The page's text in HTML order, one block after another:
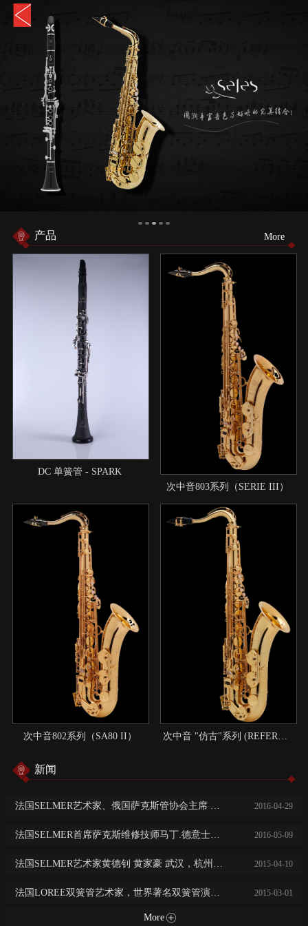
产品
DC 单簧管 - SPARK
次中音803系列（SERIE III）
次中音802系列（SA80 II）
More
新闻
2016-04-29
法国SELMER首席萨克斯维修技师马丁.德意士免费乐器保养维修服务 2016-05-09
2015-04-10
法国LOREE双簧管艺术家，世界著名双簧管演奏家阿历克斯·克莱恩广州，西安，济南音乐会及大师班 2015-03-01
More